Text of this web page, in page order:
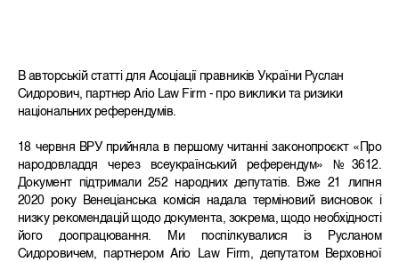
В авторській статті для Асоціації правників України Руслан
Сидорович, партнер Ario Law Firm - про виклики та ризики
національних референдумів.
18 червня ВРУ прийняла в першому читанні законопроєкт «Про
народовладдя через всеукраїнський референдум» №3612.
Документ підтримали 252 народних депутатів. Вже 21 липня
2020 року Венеціанська комісія надала терміновий висновок і
низку рекомендацій щодо документа, зокрема, щодо необхідності
його доопрацювання. Ми поспілкувалися із Русланом
Сидоровичем, партнером Ario Law Firm, депутатом Верховної